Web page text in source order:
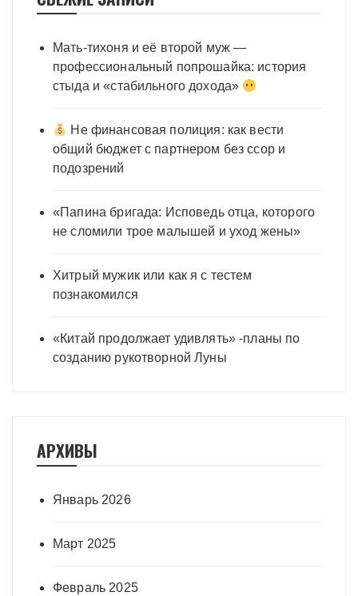
Мать-тихоня и её второй муж —
профессиональный попрошайка: история
стыда и «стабильного дохода»
Не финансовая полиция: как вести
общий бюджет с партнером без ссор и
подозрений
«Папина бригада: Исповедь отца, которого
не сломили трое малышей и уход жены»
Хитрый мужик или как я с тестем
познакомился
«Китай продолжает удивлять» -планы по
созданию рукотворной Луны
АРХИВЫ
Январь 2026
Март 2025
Февраль 2025